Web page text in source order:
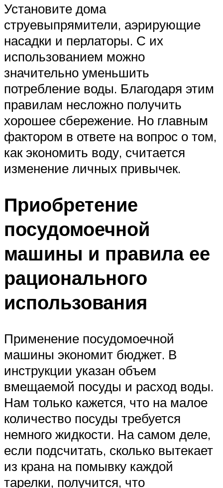
Установите дома
струевыпрямители, аэрирующие
насадки и перлаторы. С их
использованием можно
значительно уменьшить
потребление воды. Благодаря этим
правилам несложно получить
хорошее сбережение. Но главным
фактором в ответе на вопрос о том,
как экономить воду, считается
изменение личных привычек.
Приобретение
посудомоечной
машины и правила ее
рационального
использования
Применение посудомоечной
машины экономит бюджет. В
инструкции указан объем
вмещаемой посуды и расход воды.
Нам только кажется, что на малое
количество посуды требуется
немного жидкости. На самом деле,
если подсчитать, сколько вытекает
из крана на помывку каждой
тарелки, получится, что